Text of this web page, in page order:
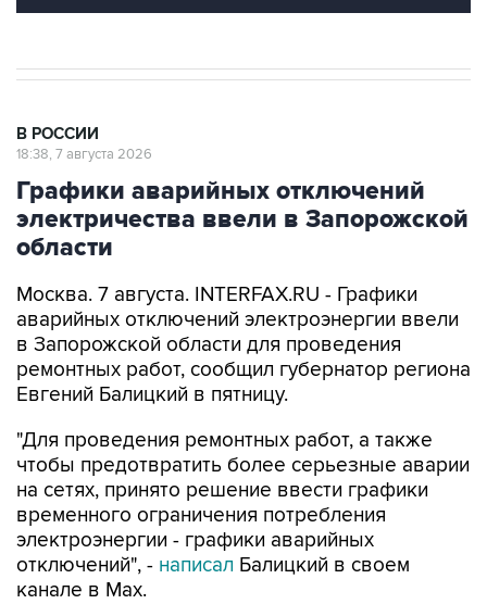
В РОССИИ
18:38, 7 августа 2026
Графики аварийных отключений
электричества ввели в Запорожской
области
Москва. 7 августа. INTERFAX.RU - Графики
аварийных отключений электроэнергии ввели
в Запорожской области для проведения
ремонтных работ, сообщил губернатор региона
Евгений Балицкий в пятницу.
"Для проведения ремонтных работ, а также
чтобы предотвратить более серьезные аварии
на сетях, принято решение ввести графики
временного ограничения потребления
электроэнергии - графики аварийных
отключений", - написал Балицкий в своем
канале в Max.